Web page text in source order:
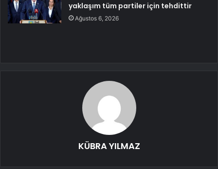
yaklaşım tüm partiler için tehdittir
Ağustos 6, 2026
KÜBRA YILMAZ